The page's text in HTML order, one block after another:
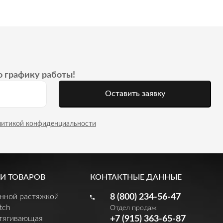
графику работы!
Оставить заявку
конфиденциальности
ТОВАРОВ
растяжкой
КОНТАКТНЫЕ ДАННЫЕ
8 (800) 234-56-47
Отдел продаж
+7 (915) 363-65-87